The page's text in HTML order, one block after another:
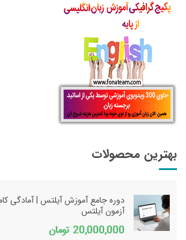
بهترین محصولات
دوره جامع آموزش آیلتس | آمادگی
آزمون آیلتس
20,000,000 تومان